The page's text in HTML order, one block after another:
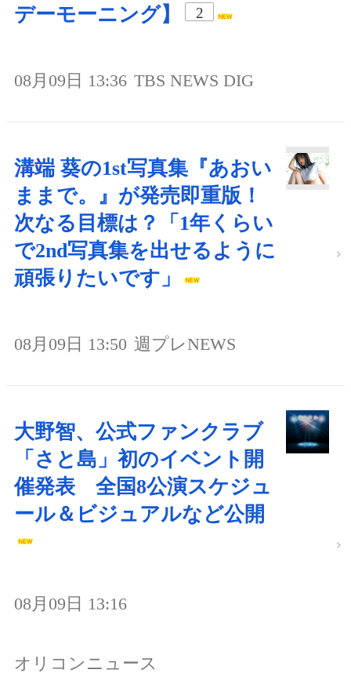
デーモーニング】
2
08月09日 13:36 TBS NEWS DIG
溝端 葵の1st写真集『あおい
ままで。』が発売即重版！
次なる目標は？「1年くらい
で2nd写真集を出せるように
頑張りたいです」
08月09日 13:50 週プレNEWS
大野智、公式ファンクラブ
「さと島」初のイベント開
催発表 全国8公演スケジュ
ール＆ビジュアルなど公開
08月09日 13:16
オリコンニュース